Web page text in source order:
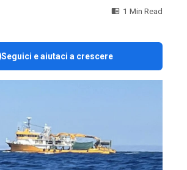
1 Min Read
Seguici e aiutaci a crescere